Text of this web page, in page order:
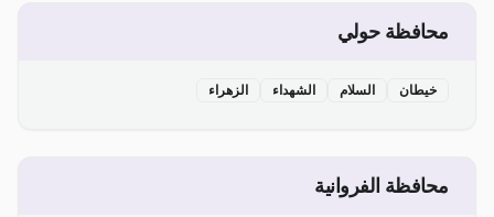
محافظة حولي
خيطان السلام الشهداء الزهراء
محافظة الفروانية